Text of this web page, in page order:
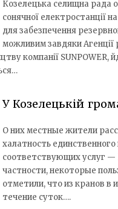
Козелецька селищна рада
сонячної електростанції
для забезпечення
можливим завдяки Агенції
компанії SUNPOWER,
У Козелецькій
О них местные жители
халатность
соответствующих услуг
частности, некоторые
отметили, что из кранов в
течение суток….